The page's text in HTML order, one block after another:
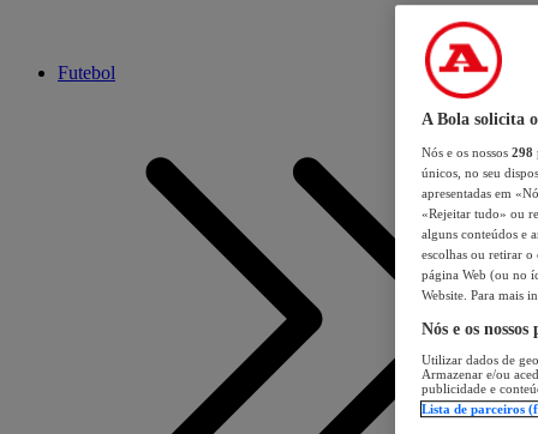
Futebol
A Bola solicita
Nós e os nossos 298
únicos, no seu
apresentadas em
«Rejeitar tudo» ou
alguns conteúdos e
escolhas ou retirar
página Web (ou no
Website. Para mais
Nós e os
Utilizar dados de
Armazenar e/ou
publicidade e
Lista de parceiros